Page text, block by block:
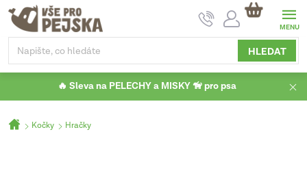
Přejít
obsah
HLEDAT
NÁKUPNÍ
KOŠÍK
🔥 Sleva na PELECHY a MISKY 🦮 pro psa
Domů
Kočky Hračky